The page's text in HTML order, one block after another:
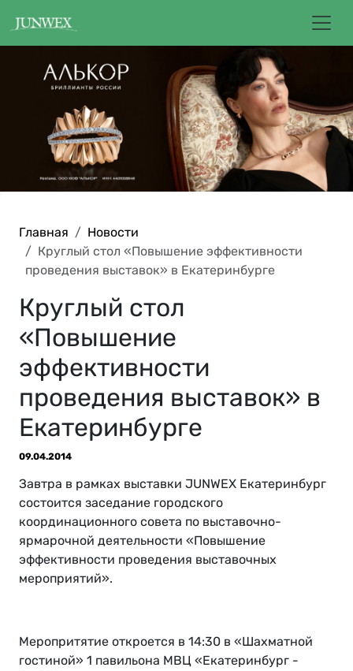
Главная
Новости
Круглый стол «Повышение эффективности
проведения выставок» в Екатеринбурге
Круглый стол
«Повышение
эффективности
проведения выставок» в
Екатеринбурге
09.04.2014
Завтра в рамках выставки JUNWEX Екатеринбург
состоится заседание городского
координационного совета по выставочно-
ярмарочной деятельности «Повышение
эффективности проведения выставочных
мероприятий».
Меропритятие откроется в 14:30 в «Шахматной
гостиной» 1 павильона МВЦ «Екатеринбург -